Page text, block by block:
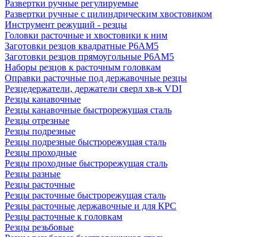
Развертки ручные регулируемые
Развертки ручные с цилиндрическим хвостовиком
Инструмент режущий - резцы
Головки расточные и хвостовики к ним
Заготовки резцов квадратные Р6АМ5
Заготовки резцов прямоугольные Р6АМ5
Наборы резцов к расточным головкам
Оправки расточные под державочные резцы
Резцедержатели, держатели сверл хв-к VDI
Резцы канавочные
Резцы канавочные быстрорежущая сталь
Резцы отрезные
Резцы подрезные
Резцы подрезные быстрорежущая сталь
Резцы проходные
Резцы проходные быстрорежущая сталь
Резцы разные
Резцы расточные
Резцы расточные быстрорежущая сталь
Резцы расточные державочные и для КРС
Резцы расточные к головкам
Резцы резьбовые